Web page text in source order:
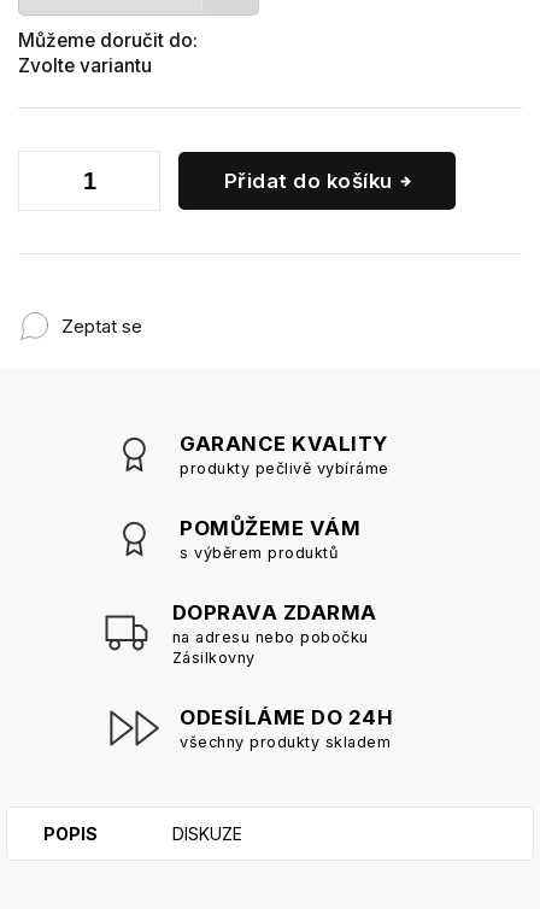
Můžeme doručit do:
Zvolte variantu
Přidat do košíku
Zeptat se
GARANCE KVALITY
produkty pečlivě vybíráme
POMŮŽEME VÁM
s výběrem produktů
DOPRAVA ZDARMA
na adresu nebo pobočku
Zásilkovny
ODESÍLÁME DO 24H
všechny produkty skladem
POPIS DISKUZE